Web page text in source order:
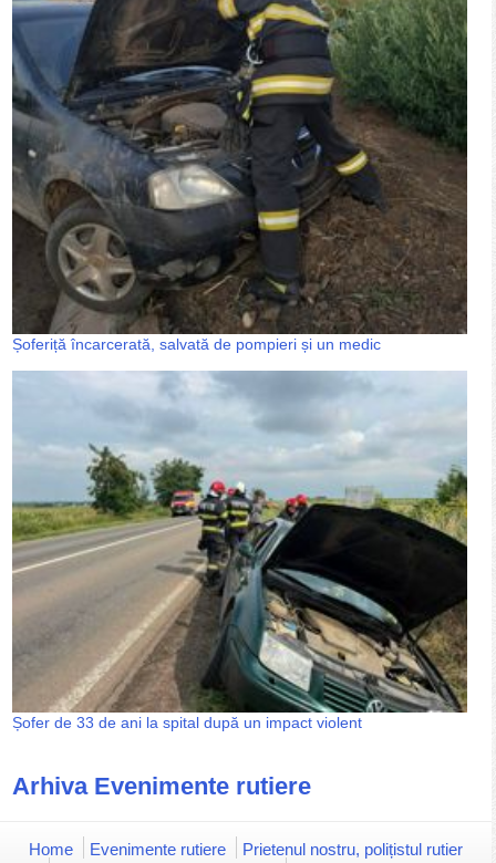
Șoferiță încarcerată, salvată de pompieri și un medic
Șofer de 33 de ani la spital după un impact violent
Arhiva Evenimente rutiere
Home Evenimente rutiere
Prietenul nostru, polițistul rutier